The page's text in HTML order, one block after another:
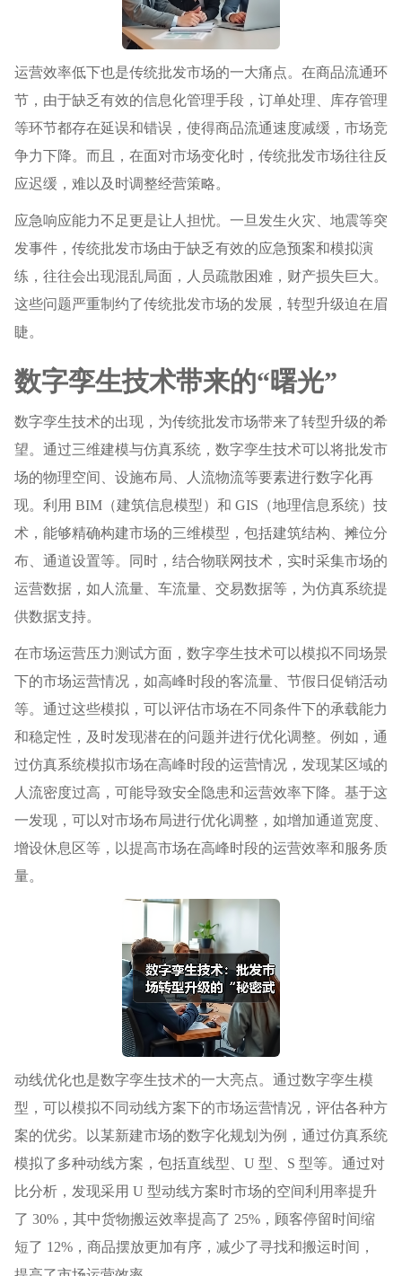
运营效率低下也是传统批发市场的一大痛点。在商品流通环
节，由于缺乏有效的信息化管理手段，订单处理、库存管理
等环节都存在延误和错误，使得商品流通速度减缓，市场竞
争力下降。而且，在面对市场变化时，传统批发市场往往反
应迟缓，难以及时调整经营策略。
应急响应能力不足更是让人担忧。一旦发生火灾、地震等突
发事件，传统批发市场由于缺乏有效的应急预案和模拟演
练，往往会出现混乱局面，人员疏散困难，财产损失巨大。
这些问题严重制约了传统批发市场的发展，转型升级迫在眉
睫。
数字孪生技术带来的“曙光”
数字孪生技术的出现，为传统批发市场带来了转型升级的希
望。通过三维建模与仿真系统，数字孪生技术可以将批发市
场的物理空间、设施布局、人流物流等要素进行数字化再
现。利用 BIM（建筑信息模型）和 GIS（地理信息系统）技
术，能够精确构建市场的三维模型，包括建筑结构、摊位分
布、通道设置等。同时，结合物联网技术，实时采集市场的
运营数据，如人流量、车流量、交易数据等，为仿真系统提
供数据支持。
在市场运营压力测试方面，数字孪生技术可以模拟不同场景
下的市场运营情况，如高峰时段的客流量、节假日促销活动
等。通过这些模拟，可以评估市场在不同条件下的承载能力
和稳定性，及时发现潜在的问题并进行优化调整。例如，通
过仿真系统模拟市场在高峰时段的运营情况，发现某区域的
人流密度过高，可能导致安全隐患和运营效率下降。基于这
一发现，可以对市场布局进行优化调整，如增加通道宽度、
增设休息区等，以提高市场在高峰时段的运营效率和服务质
量。
动线优化也是数字孪生技术的一大亮点。通过数字孪生模
型，可以模拟不同动线方案下的市场运营情况，评估各种方
案的优劣。以某新建市场的数字化规划为例，通过仿真系统
模拟了多种动线方案，包括直线型、U 型、S 型等。通过对
比分析，发现采用 U 型动线方案时市场的空间利用率提升
了 30%，其中货物搬运效率提高了 25%，顾客停留时间缩
短了 12%，商品摆放更加有序，减少了寻找和搬运时间，